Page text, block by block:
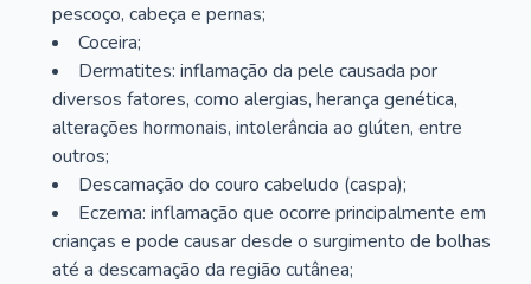
pescoço, cabeça e pernas;
Coceira;
Dermatites: inflamação da pele causada por
diversos fatores, como alergias, herança genética,
alterações hormonais, intolerância ao glúten, entre
outros;
Descamação do couro cabeludo (caspa);
Eczema: inflamação que ocorre principalmente em
crianças e pode causar desde o surgimento de bolhas
até a descamação da região cutânea;